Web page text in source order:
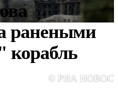
ранеными
корабль
© РИА